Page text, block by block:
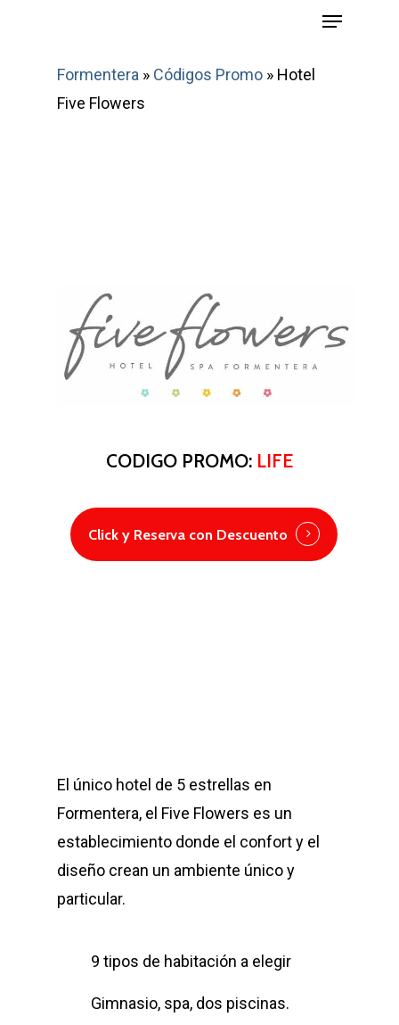
Menu
Formentera » Códigos Promo » Hotel
Five Flowers
CODIGO PROMO: LIFE
Click y Reserva con Descuento
El único hotel de 5 estrellas en
Formentera, el Five Flowers es un
establecimiento donde el confort y el
diseño crean un ambiente único y
particular.
9 tipos de habitación a elegir
Gimnasio, spa, dos piscinas.